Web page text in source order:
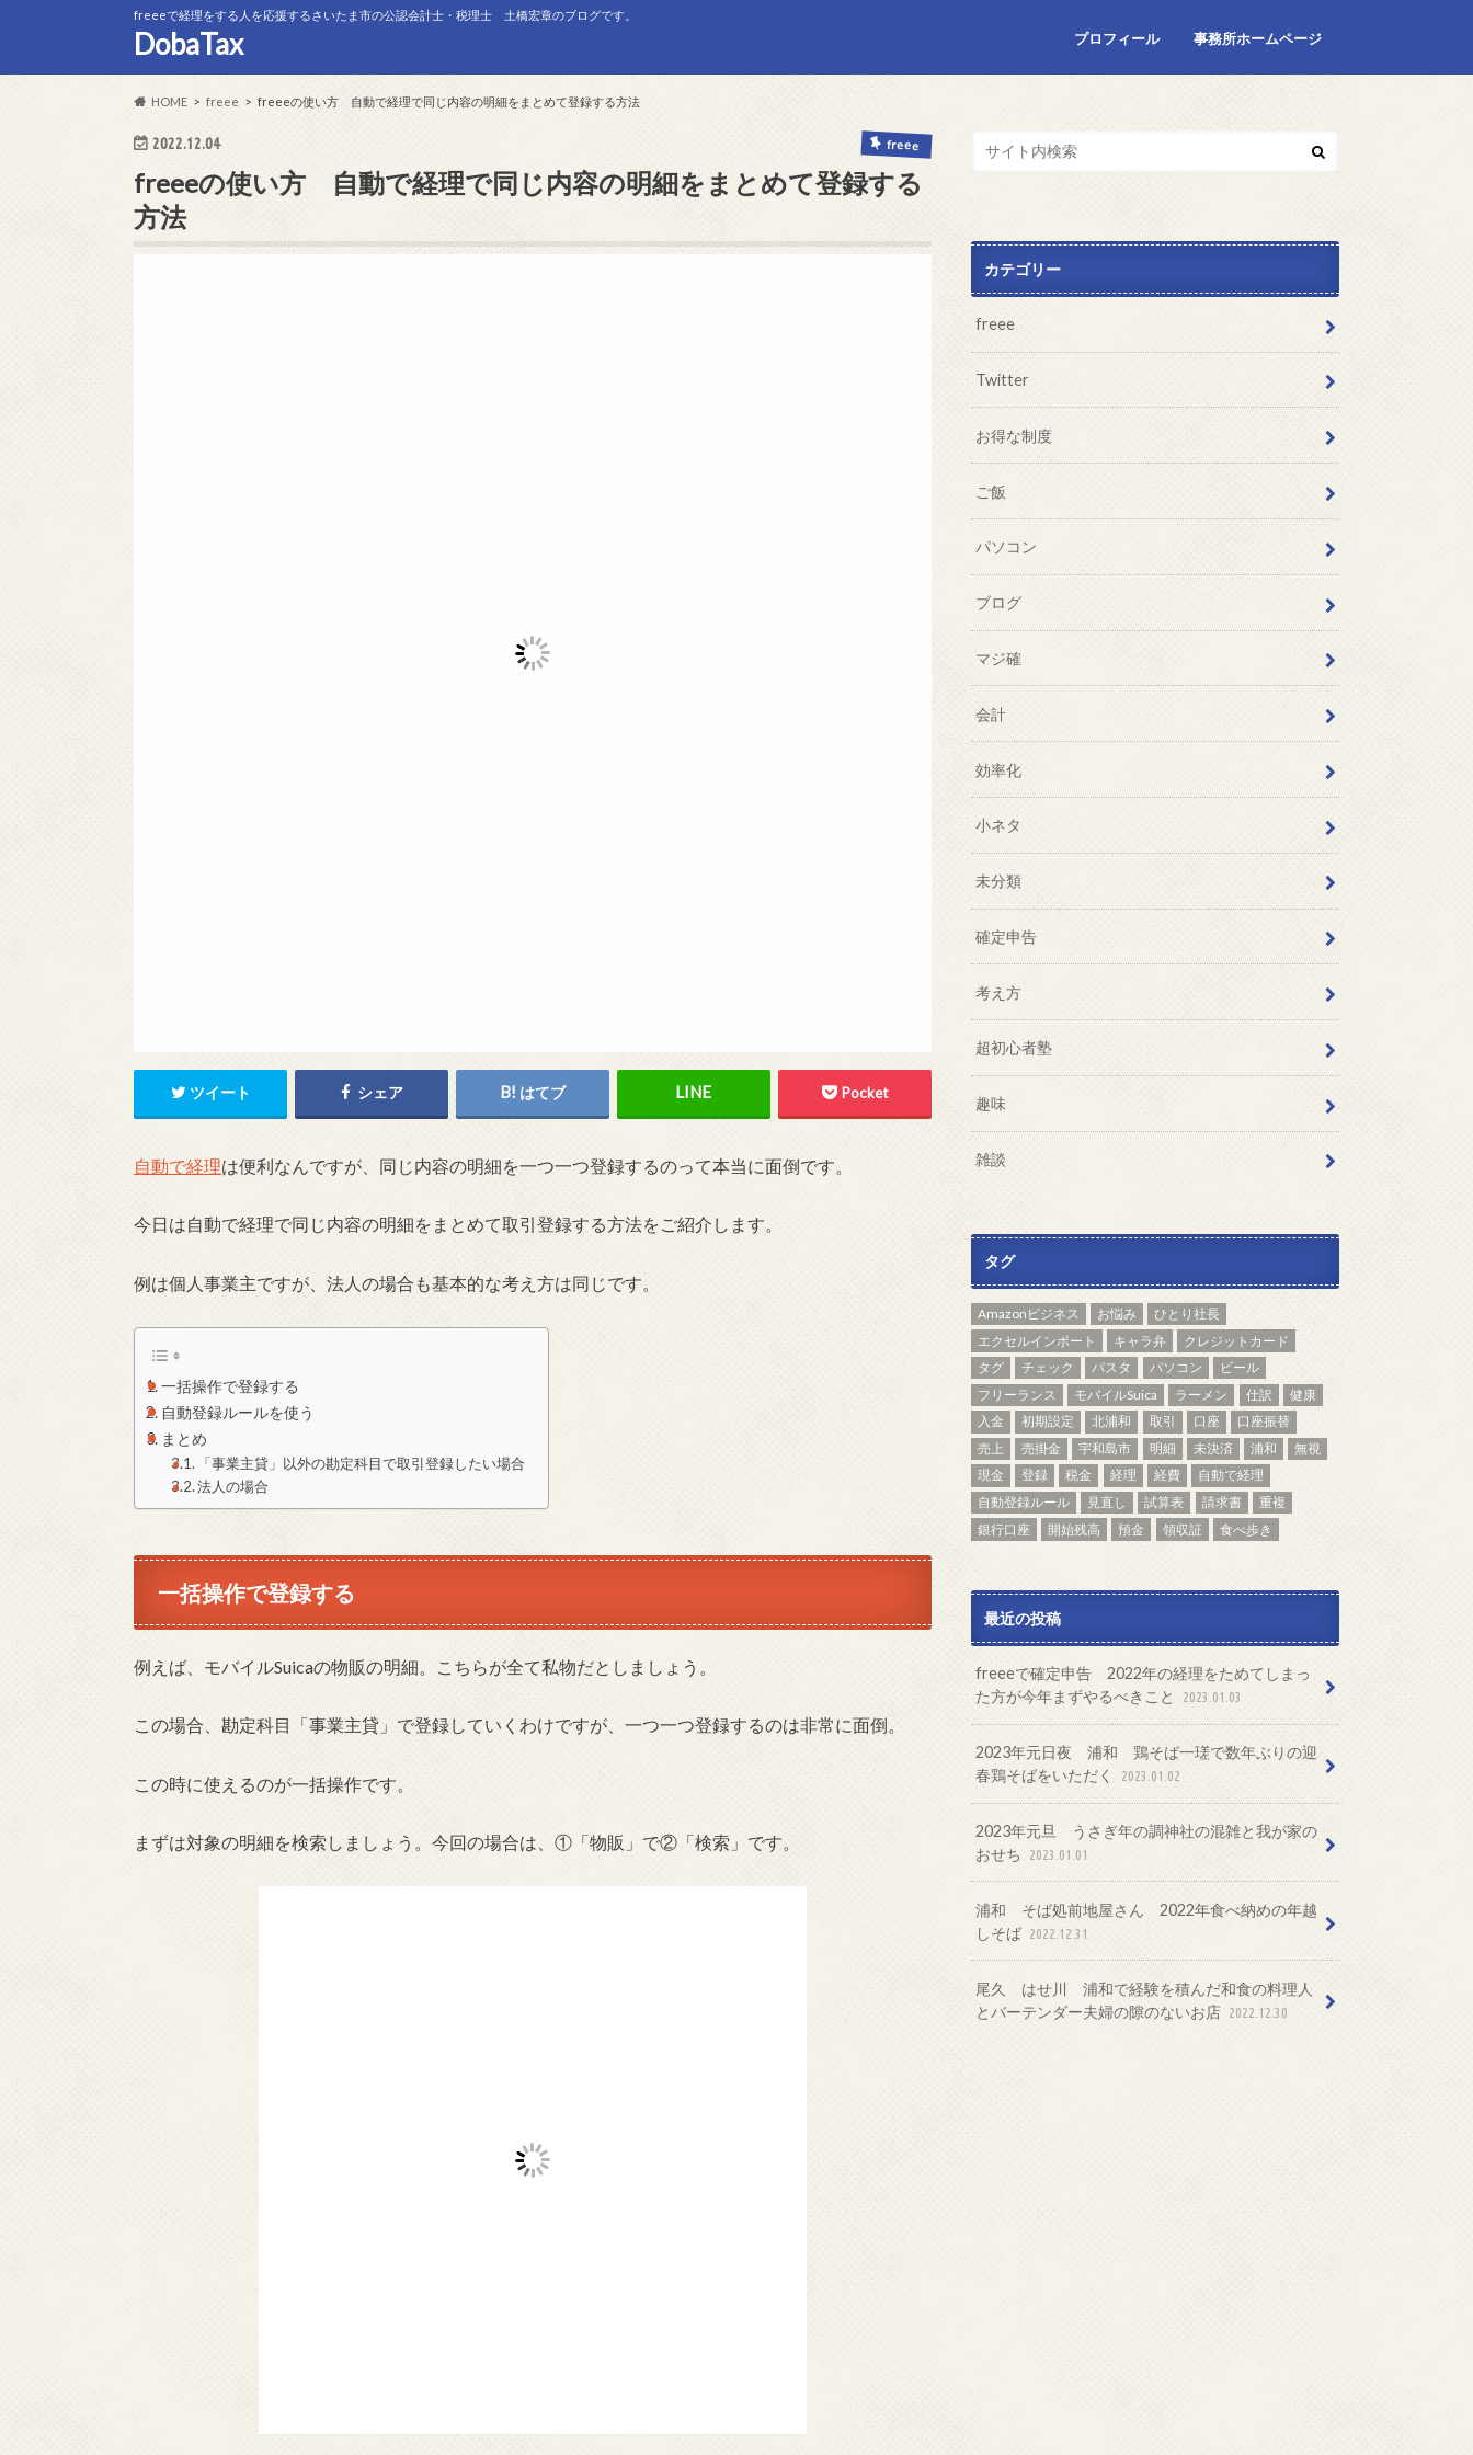
freeeで経理をする人を応援するさいたま市の公認会計士・税理士 土橋宏章のブログです。
DobaTax プロフィール 事務所ホームページ
HOME freee freeeの使い方 自動で経理で同じ内容の明細をまとめて登録する方法
2022.12.04 freee
freeeの使い方 自動で経理で同じ内容の明細をまとめて登録する
方法
ツイート シェア はてブ Pocket
自動で経理は便利なんですが、同じ内容の明細を一つ一つ登録するのって本当に面倒です。
今日は自動で経理で同じ内容の明細をまとめて取引登録する方法をご紹介します。
例は個人事業主ですが、法人の場合も基本的な考え方は同じです。
一括操作で登録する
自動登録ルールを使う
まとめ
「事業主貸」以外の勘定科目で取引登録したい場合
法人の場合
一括操作で登録する
例えば、モバイルSuicaの物販の明細。こちらが全て私物だとしましょう。
この場合、勘定科目「事業主貸」で登録していくわけですが、一つ一つ登録するのは非常に面倒。
この時に使えるのが一括操作です。
まずは対象の明細を検索しましょう。今回の場合は、①「物販」で②「検索」です。
カテゴリー
freee
Twitter
お得な制度
ご飯
パソコン
ブログ
マジ確
会計
効率化
小ネタ
未分類
確定申告
考え方
超初心者塾
趣味
雑談
タグ
Amazonビジネス お悩み
ひとり社長
エクセルインポート
キャラ弁
クレジットカード
タグ
チェック パスタ パソコン
ビール
フリーランス
モバイルSuica ラーメン 仕訳
健康
入金
初期設定 北浦和 取引 口座
口座振替
売上
売掛金 宇和島市 明細 未決済 浦和
無視
現金
登録 税金 経理 経費
自動で経理
自動登録ルール
見直し 試算表 請求書
重複
銀行口座
開始残高 預金 領収証 食べ歩き
最近の投稿
freeeで確定申告 2022年の経理をためてしまっ
た方が今年まずやるべきこと
2023.01.03
2023年元日夜 浦和 鶏そば一瑳で数年ぶりの迎
春鶏そばをいただく
2023.01.02
2023年元旦 うさぎ年の調神社の混雑と我が家の
おせち
2023.01.01
浦和 そば処前地屋さん 2022年食べ納めの年越
しそば 2022.12.31
尾久 はせ川 浦和で経験を積んだ和食の料理人
とバーテンダー夫婦の隙のないお店 2022.12.30